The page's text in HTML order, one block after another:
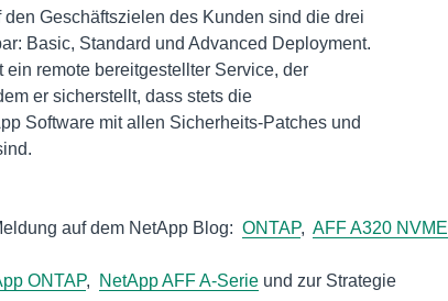
ein remote bereitgestellter Service, der
auf dem NetApp Blog: ONTAP, AFF A320 NVME
ONTAP, NetApp AFF A-Serie und zur Strategie